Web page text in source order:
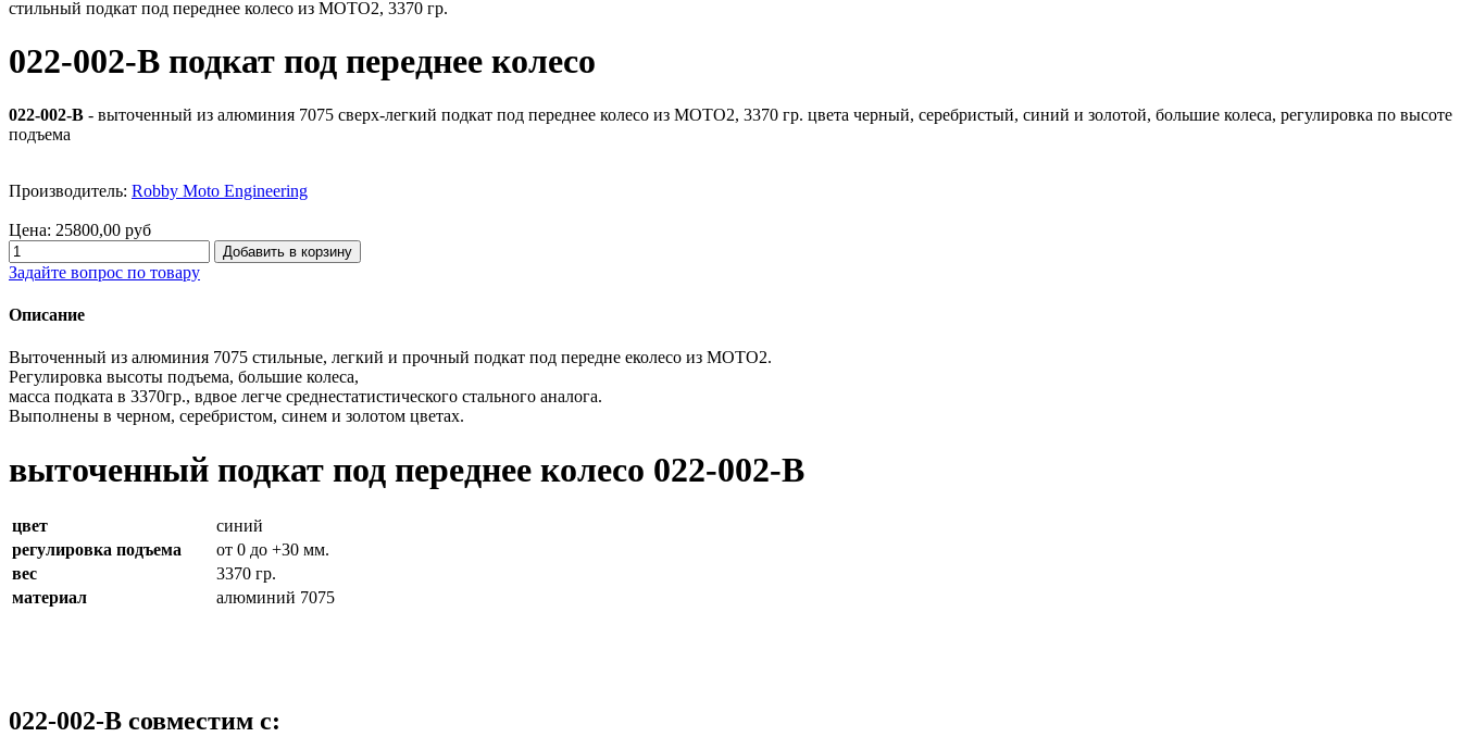
стильный подкат под переднее колесо из MOTO2, 3370 гр.
022-002-B подкат под переднее колесо
022-002-B - выточенный из алюминия 7075 сверх-легкий подкат под переднее колесо из MOTO2, 3370 гр. цвета черный, серебристый, синий и золотой, большие колеса, регулировка по высоте
подъема
Производитель: Robby Moto Engineering
Цена: 25800,00 руб
Задайте вопрос по товару
Описание
Выточенный из алюминия 7075 стильные, легкий и прочный подкат под передне еколесо из MOTO2.
Регулировка высоты подъема, большие колеса,
масса подката в 3370гр., вдвое легче среднестатистического стального аналога.
Выполнены в черном, серебристом, синем и золотом цветах.
выточенный подкат под переднее колесо 022-002-B
цвет
синий
регулировка подъема
от 0 до +30 мм.
вес
3370 гр.
материал
алюминий 7075
022-002-B совместим с: